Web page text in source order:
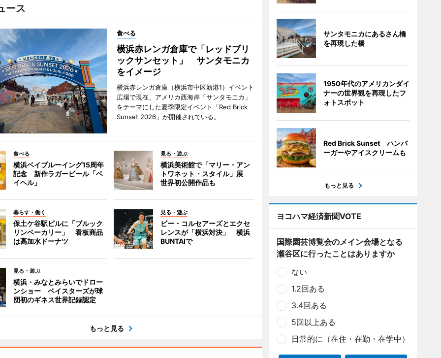
ース
食べる
横浜赤レンガ倉庫で「レッドブリ
ックサンセット」 サンタモニカ
をイメージ
横浜赤レンガ倉庫（横浜市中区新港1）イベント
広場で現在、アメリカ西海岸「サンタモニカ」
をテーマにした夏季限定イベント「Red Brick
Sunset 2026」が開催されている。
食べる
横浜ベイブルーイング15周年
記念 新作ラガービール「ベ
イヘル」
見る・遊ぶ
横浜美術館で「マリー・アン
トワネット・スタイル」展
世界初公開作品も
暮らす・働く
保土ケ谷駅ビルに「ブルック
リンベーカリー」 看板商品
は高加水ドーナツ
見る・遊ぶ
ビー・コルセアーズとエクセ
レンスが「横浜対決」 横浜
BUNTAIで
見る・遊ぶ
横浜・みなとみらいでドロー
ンショー ベイスターズが球
団初のギネス世界記録認定
もっと見る
サンタモニカにあるさん橋
を再現した橋
1950年代のアメリカンダイ
ナーの世界観を再現したフ
ォトスポット
Red Brick Sunset ハンバ
ーガーやアイスクリームも
もっと見る
ヨコハマ経済新聞VOTE
国際園芸博覧会のメイン会場となる
瀬谷区に行ったことはありますか
ない
1.2回ある
3.4回ある
5回以上ある
日常的に（在住・在勤・在学中）